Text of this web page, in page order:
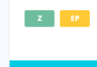
Z EP